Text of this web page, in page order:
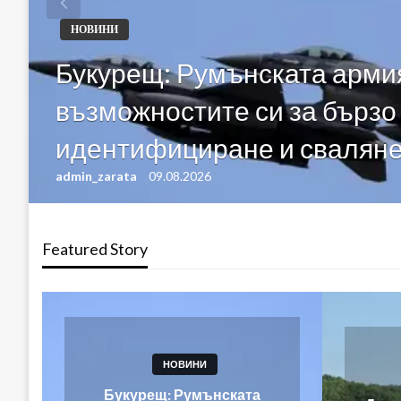
НОВИНИ
Букурещ: Румънската
възможностите си за бързо
идентифициране и
admin_zarata 09.08.2026
Featured Story
НОВИНИ